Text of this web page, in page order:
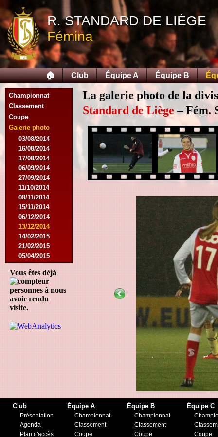
R. STANDARD DE LIÈGE
Fémina
🏠 Club Équipe A Équipe B
Championnat
Classement
Coupe
Galerie photo
03/08/2014
16/08/2014
17/08/2014
06/09/2014
27/09/2014
11/10/2014
08/11/2014
15/11/2014
06/12/2014
13/12/2014
14/02/2015
21/02/2015
05/04/2015
23/05/2015
30/05/2015
12/08/2015
15/08/2015
22/08/2015
10/10/2015
03/09/2016
17/09/2016
10/01/2017
18/02/2017
Vous êtes déjà
personnes à nous
avoir rendu
visite.
La galerie photo de la
Standard de Liège– Fém.
Club
Présentation
Agenda
Plan d'accès
Équipe A
Championnat
Classement
Coupe
Équipe B
Championnat
Classement
Coupe
Équipe C
Coupe